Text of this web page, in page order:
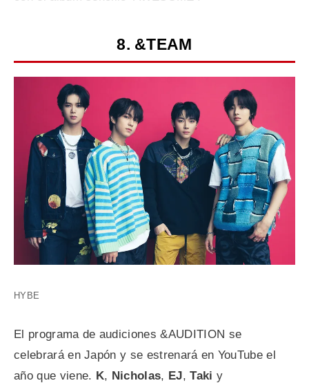
8. &TEAM
HYBE
El programa de audiciones &AUDITION se
celebrará en Japón y se estrenará en YouTube el
año que viene. K, Nicholas, EJ,Taki y